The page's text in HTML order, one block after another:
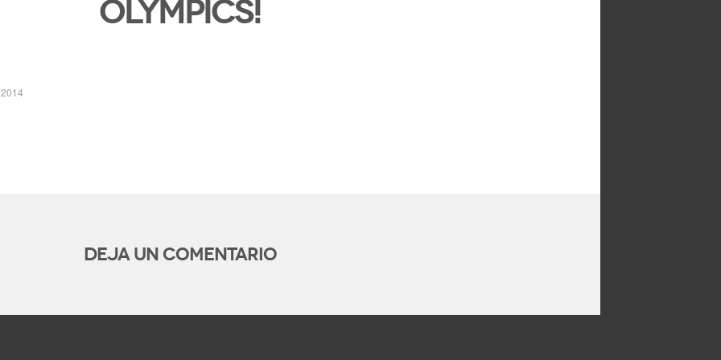
Olympics!
Deja un comentario